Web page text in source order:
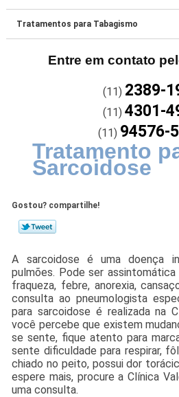
Tratamentos para Tabagismo
Entre em contato
(11) 2389-
(11) 4301-
(11) 94576-
Tratamento
Sarcoidose
Gostou? compartilhe!
A sarcoidose é uma doença
pulmões. Pode ser
fraqueza, febre, anorexia,
consulta ao pneumologista
para sarcoidose é realizada na
você percebe que existem
se sente, fique atento para
sente dificuldade para respirar,
chiado no peito, possui dor
espere mais, procure a Clínica
uma consulta.